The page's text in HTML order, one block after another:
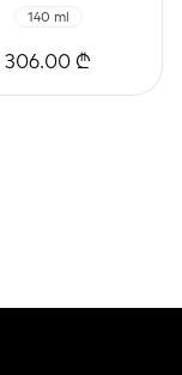
140 ml
306.00 ₾